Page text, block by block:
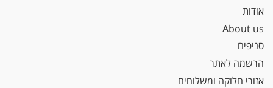
אודות
About us
סניפים
הרשמה לאתר
אזורי חלוקה ומשלוחים